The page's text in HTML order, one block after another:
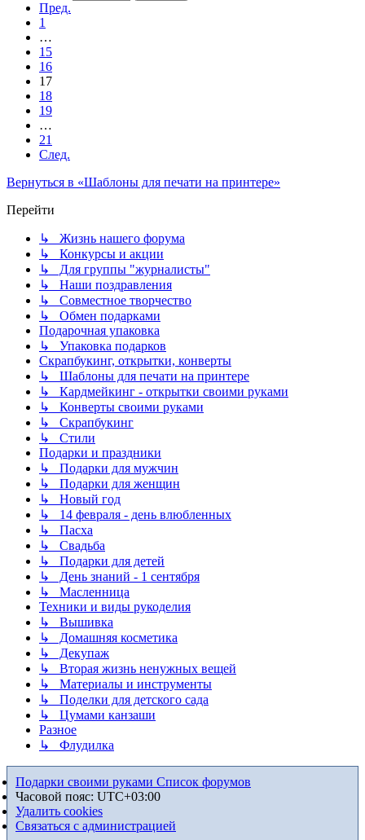
Пред.
1
…
15
16
17
18
19
…
21
След.
Вернуться в «Шаблоны для печати на принтере»
Перейти
↳ Жизнь нашего форума
↳ Конкурсы и акции
↳ Для группы "журналисты"
↳ Наши поздравления
↳ Совместное творчество
↳ Обмен подарками
Подарочная упаковка
↳ Упаковка подарков
Скрапбукинг, открытки, конверты
↳ Шаблоны для печати на принтере
↳ Кардмейкинг - открытки своими руками
↳ Конверты своими руками
↳ Скрапбукинг
↳ Стили
Подарки и праздники
↳ Подарки для мужчин
↳ Подарки для женщин
↳ Новый год
↳ 14 февраля - день влюбленных
↳ Пасха
↳ Свадьба
↳ Подарки для детей
↳ День знаний - 1 сентября
↳ Масленница
Техники и виды рукоделия
↳ Вышивка
↳ Домашняя косметика
↳ Декупаж
↳ Вторая жизнь ненужных вещей
↳ Материалы и инструменты
↳ Поделки для детского сада
↳ Цумами канзаши
Разное
↳ Флудилка
Подарки своими руками Список форумов
Часовой пояс: UTC+03:00
Удалить cookies
Связаться с администрацией